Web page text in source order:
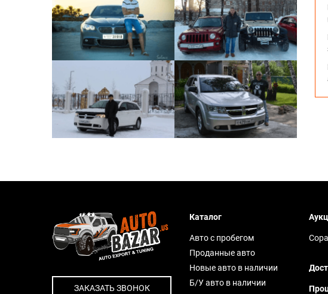
ЗАКАЗАТЬ ЗВОНОК
Каталог
Авто с пробегом
Проданные авто
Новые авто в наличии
Б/У авто в наличии